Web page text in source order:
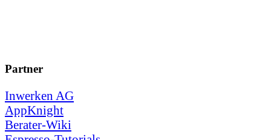
Partner
Inwerken AG
AppKnight
Berater-Wiki